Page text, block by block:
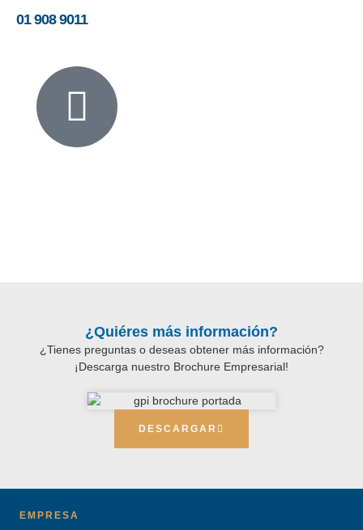
01 908 9011
¿Quiéres más información?
¿Tienes preguntas o deseas obtener más información?
¡Descarga nuestro Brochure Empresarial!
DESCARGAR
EMPRESA